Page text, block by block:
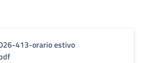
413-orario estivo